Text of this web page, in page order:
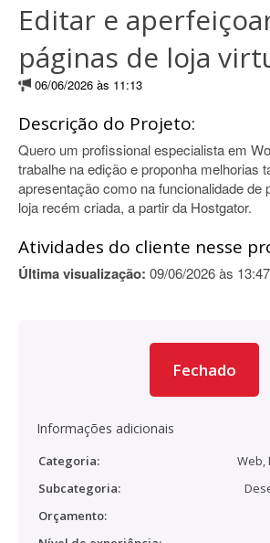
Editar e
páginas de loja
06/06/2026 às 11:13
Descrição do Projeto:
Quero um profissional especialista em
trabalhe na edição e proponha melhorias
apresentação como na funcionalidade de
loja recém criada, a partir da Hostgator.
Atividades do cliente nesse
Última visualização: 09/06/2026 às 13:47
Fechado
Informações adicionais
Categoria:
Web,
Subcategoria:
Orçamento: